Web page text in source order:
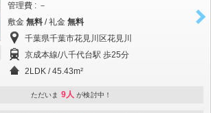
管理費 : －
敷金 無料 / 礼金 無料
千葉県千葉市花見川区花見川
京成本線/八千代台駅 歩25分
2LDK / 45.43m²
ただいま 9人 が検討中！